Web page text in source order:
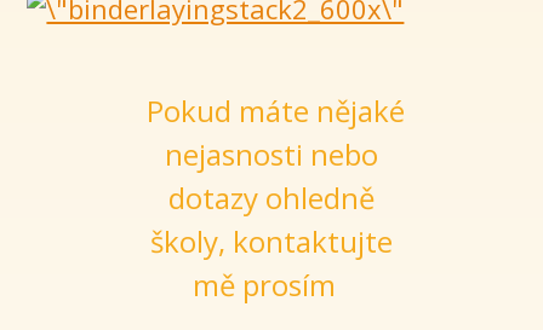
Pokud máte nějaké
nejasnosti nebo
dotazy ohledně
školy, kontaktujte
mě prosím